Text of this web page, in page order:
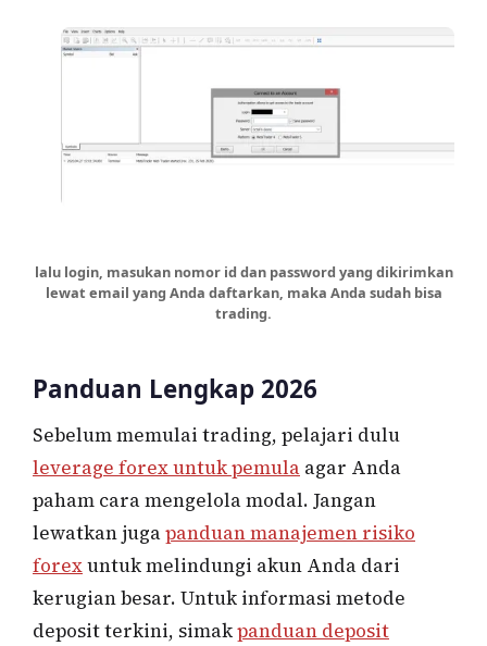
lalu login, masukan nomor id dan password yang dikirimkan
lewat email yang Anda daftarkan, maka Anda sudah bisa
trading.
Panduan Lengkap 2026
Sebelum memulai trading, pelajari dulu
leverage forex untuk pemula agar Anda
paham cara mengelola modal. Jangan
lewatkan jugapanduan manajemen risiko
forexuntuk melindungi akun Anda dari
kerugian besar. Untuk informasi metode
deposit terkini, simakpanduan deposit